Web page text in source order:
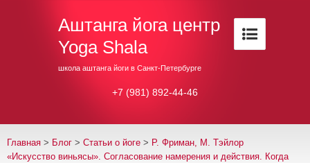
Аштанга йога центр
Yoga Shala
школа аштанга йоги в Санкт-Петербурге
+7 (981) 892-44-46
Главная > Блог > Cтатьи о йоге > Р. Фриман, М. Тэйлор
«Искусство виньясы». Согласование намерения и действия. Когда